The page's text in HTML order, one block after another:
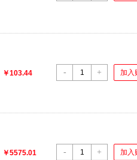
- + 加入
￥103.44
- + 加入
￥5575.01